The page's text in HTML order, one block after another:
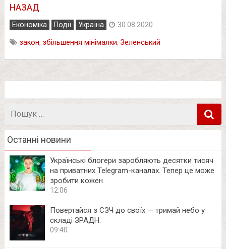
НАЗАД
Економіка Події Україна 30.08.2020
закон, збільшення мінімалки, Зеленський
Пошук
Останні новини
Українські блогери заробляють десятки тисяч
на приватних Telegram-каналах. Тепер це може
зробити кожен
12:06
Повертайся з СЗЧ до своїх — тримай небо у
складі ЗРАДН.
09:40